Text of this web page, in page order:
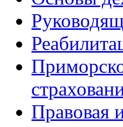
Правовая